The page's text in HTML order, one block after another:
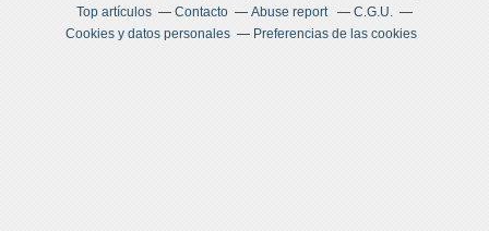
Top artículos
Contacto Abuse report
C.G.U.
Cookies y datos personales
Preferencias de las cookies